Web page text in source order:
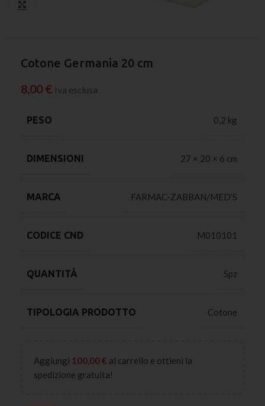
Cotone Germania 20 cm
8,00 € Iva esclusa
PESO 0,2 kg
DIMENSIONI 27 × 20 × 6 cm
MARCA FARMAC-ZABBAN/MED’S
CODICE CND M010101
QUANTITÀ 5pz
TIPOLOGIA PRODOTTO Cotone
Aggiungi 100,00€ al carrello e ottieni la
spedizione gratuita!